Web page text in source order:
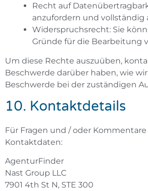
Recht auf
anzufordern und
Widerspruchsrecht: Sie
Gründe für die Bearbeitung
Um diese Rechte auszuüben,
Beschwerde darüber haben, wie
Beschwerde bei der zuständigen
10. Kontaktdetails
Für Fragen und / oder
Kontaktdaten:
AgenturFinder
Nast Group LLC
7901 4th St N, STE 300